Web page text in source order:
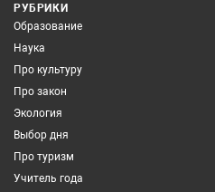
РУБРИКИ
Образование
Наука
Про культуру
Про закон
Экология
Выбор дня
Про туризм
Учитель года